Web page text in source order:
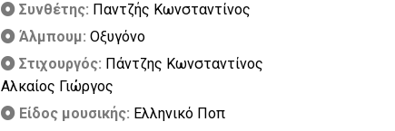
Συνθέτης: Παντζής Κωνσταντίνος
Άλμπουμ: Οξυγόνο
Στιχουργός: Πάντζης Κωνσταντίνος
Αλκαίος Γιώργος
Είδος μουσικής: Ελληνικό Ποπ